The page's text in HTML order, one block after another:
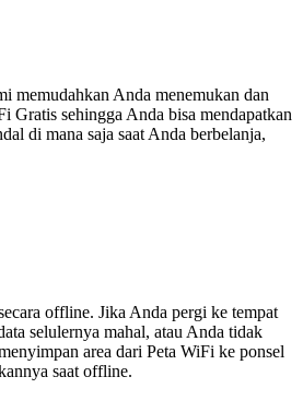
memudahkan Anda menemukan dan
Gratis sehingga Anda bisa mendapatkan
di mana saja saat Anda berbelanja,
offline. Jika Anda pergi ke tempat
selulernya mahal, atau Anda tidak
area dari Peta WiFi ke ponsel
saat offline.